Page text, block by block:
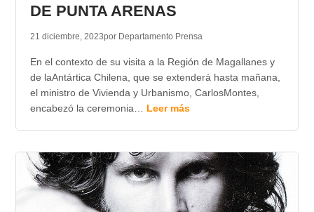
DE PUNTA ARENAS
21 diciembre, 2023por Departamento Prensa
En el contexto de su visita a la Región de Magallanes y
de laAntártica Chilena, que se extenderá hasta mañana,
el ministro de Vivienda y Urbanismo, CarlosMontes,
encabezó la ceremonia… Leer más